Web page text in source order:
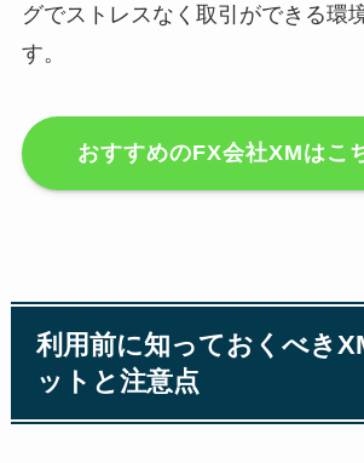
グでストレスなく取引ができる環
す。
おすすめのFX会社XMはこ
利用前に知っておくべき
ットと注意点